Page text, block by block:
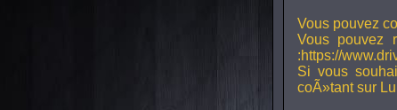
Vous pouvez
Vous pouvez
:https://
Si vous
coÃ»tant sur